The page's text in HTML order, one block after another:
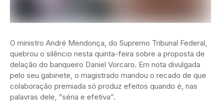
O ministro André Mendonça, do Supremo Tribunal Federal,
quebrou o silêncio nesta quinta-feira sobre a proposta de
delação do banqueiro Daniel Vorcaro. Em nota divulgada
pelo seu gabinete, o magistrado mandou o recado de que
colaboração premiada só produz efeitos quando é, nas
palavras dele, “séria e efetiva”.